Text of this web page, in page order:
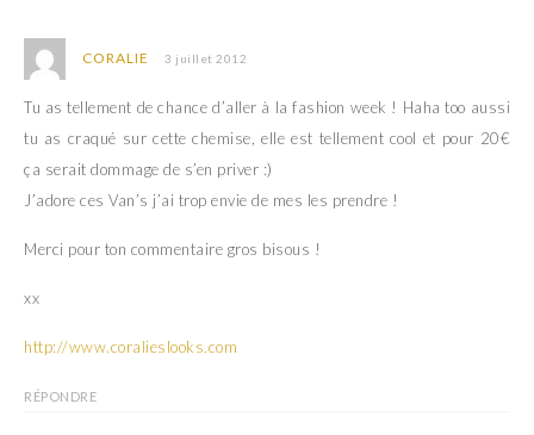
n
e
n
v
l
e
e
t
n
e
u
e
l
f
ê
CORALIE 3 juillet 2012
Tu as tellement de chance d’aller à la fashion week ! Haha too aussi
tu as craqué sur cette chemise, elle est tellement cool et pour 20€
ça serait dommage de s’en priver :)
J’adore ces Van’s j’ai trop envie de mes les prendre !
Merci pour ton commentaire gros bisous !
xx
http://www.coralieslooks.com
RÉPONDRE